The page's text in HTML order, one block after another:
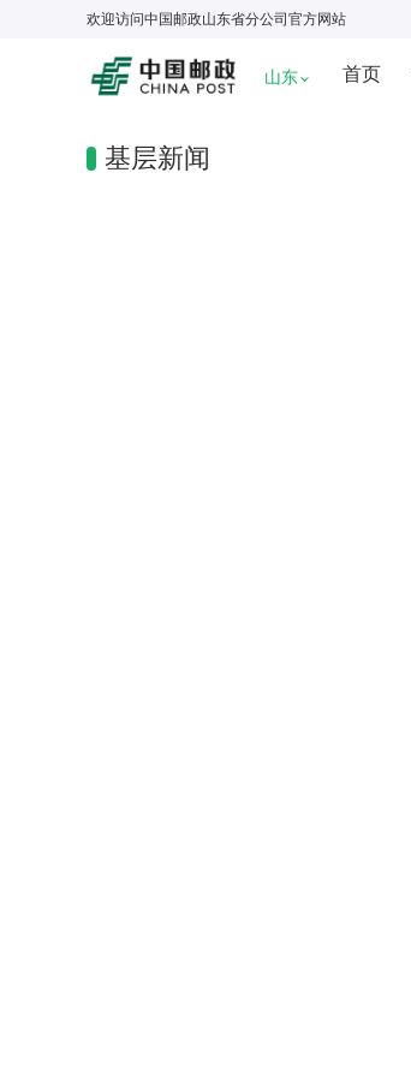
欢迎访问中国邮政山东省分公司 官方网站
山东 首页
基层新闻